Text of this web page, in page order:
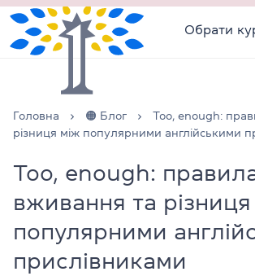
Обрати
Головна 🟠 Блог
Too, enough:
різниця між популярними англійськими
Too, enough:
вживання та
популярними
прислівниками